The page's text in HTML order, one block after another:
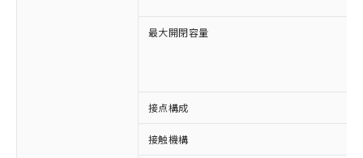
最大開閉容量
接点構成
接触機構
対応済み：EU RoHS指令（10物質）の